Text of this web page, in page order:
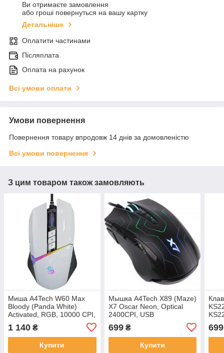
Ви отримаєте замовлення
або гроші повернуться на вашу картку
Детальніше
Оплатити частинами
Післяплата
Оплата на рахунок
Всі умови оплати
Умови повернення
Повернення товару впродовж 14 днів за домовленістю
Всі умови повернення
З цим товаром також замовляють
Миша A4Tech W60 Max
Bloody (Panda White)
Activated, RGB, 10000 CPI,
1 140 ₴
Купити
Мышка A4Tech X89 (Maze)
X7 Oscar Neon, Optical
2400CPI, USB
699₴
Купити
699